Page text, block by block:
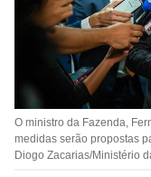
O ministro da Fazenda,
medidas serão propostas
Diogo Zacarias/Ministério